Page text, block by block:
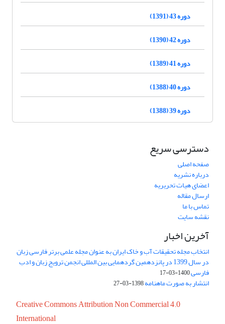
دوره 43 (1391)
دوره 42 (1390)
دوره 41 (1389)
دوره 40 (1388)
دوره 39 (1388)
دسترسی سریع
صفحه اصلی
درباره نشریه
اعضای هیات تحریریه
ارسال مقاله
تماس با ما
نقشه سایت
آخرین اخبار
انتخاب مجله تحقیقات آب و خاک ایران به عنوان مجله علمی برتر فارسی زبان
در سال 1399 در پانزدهمین گردهمایی بین المللی انجمن ترویج زبان و ادب
فارسی1400-03-17
انتشار به صورت ماهنامه1398-03-27
Creative Commons Attribution Non Commercial 4.0
International